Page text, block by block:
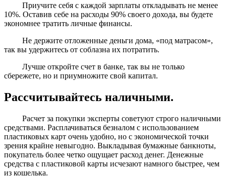
Приучите себя с каждой зарплаты откладывать не менее
10%. Оставив себе на расходы 90% своего дохода, вы будете
экономнее тратить личные финансы.
Не держите отложенные деньги дома, «под матрасом»,
так вы удержитесь от соблазна их потратить.
Лучше откройте счет в банке, так вы не только
сбережете, но и приумножите свой капитал.
Рассчитывайтесь наличными.
Расчет за покупки эксперты советуют строго наличными
средствами. Расплачиваться безналом с использованием
пластиковых карт очень удобно, но с экономической точки
зрения крайне невыгодно. Выкладывая бумажные банкноты,
покупатель более четко ощущает расход денег. Денежные
средства с пластиковой карты исчезают намного быстрее, чем
из кошелька.